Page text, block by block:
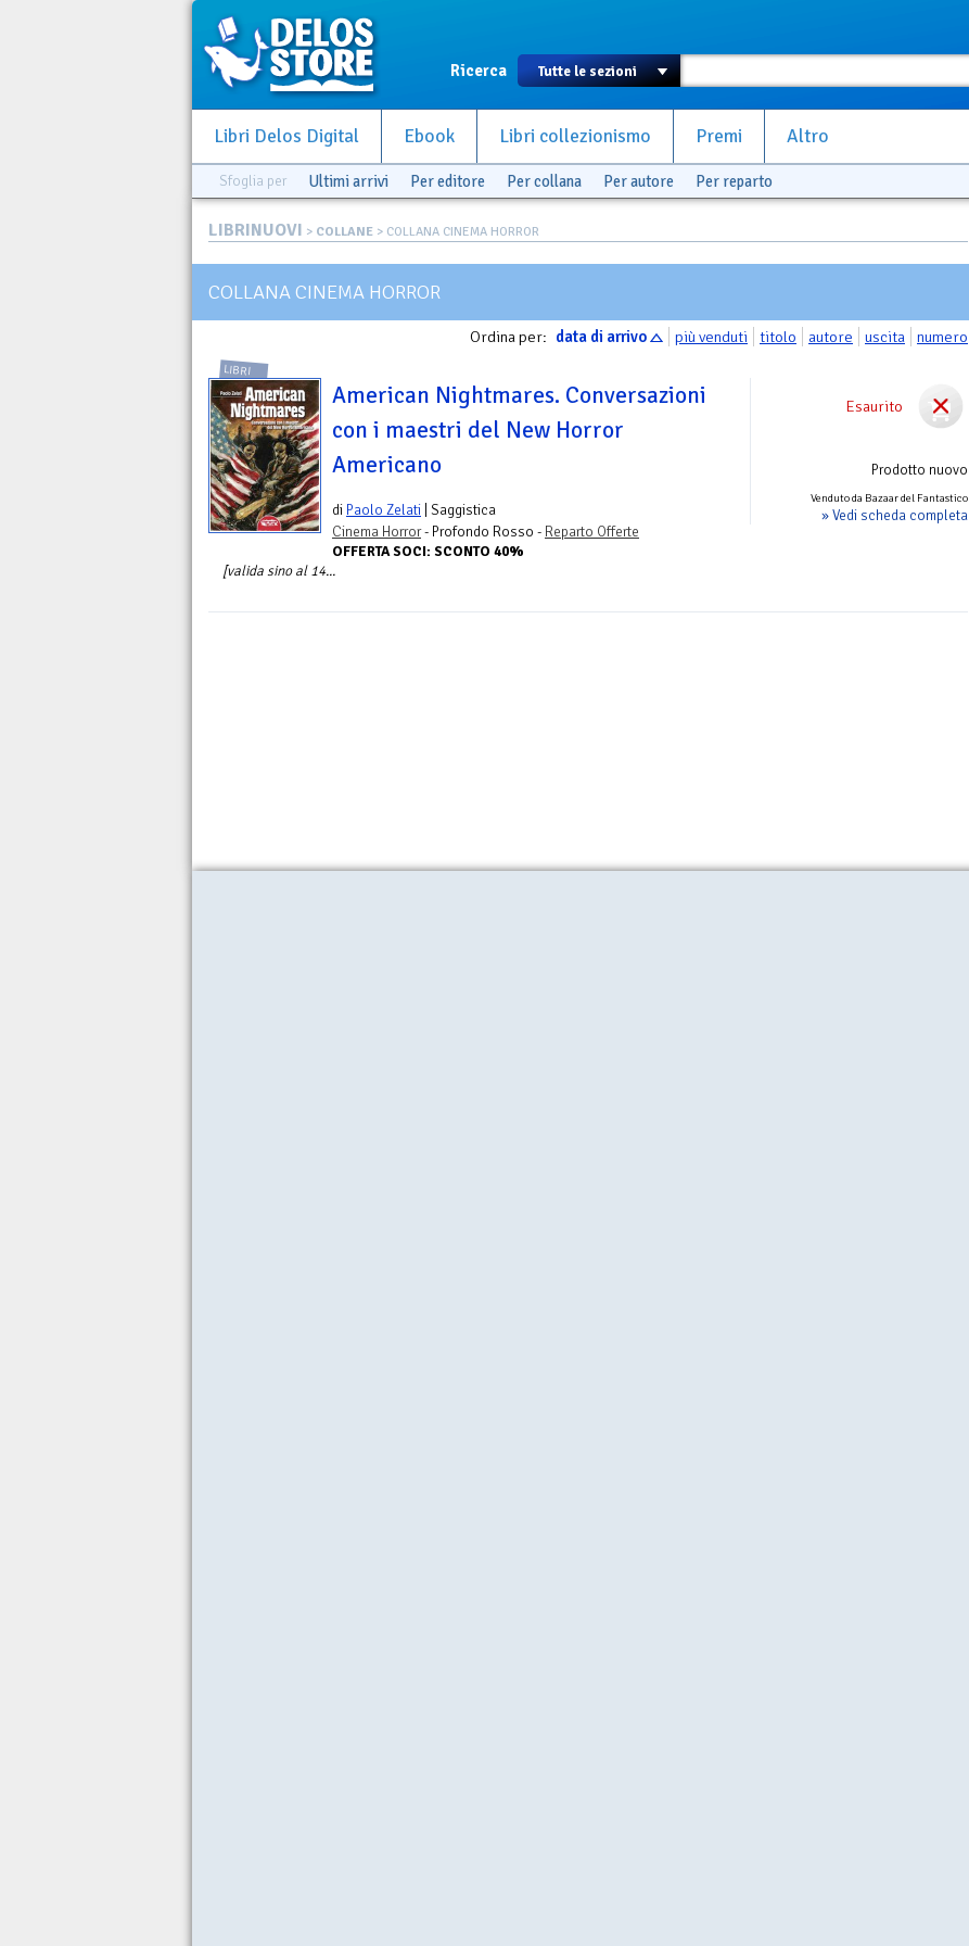
Ricerca
Libri Delos Digital Ebook Libri collezionismo Premi Altro
Sfoglia per Ultimi arrivi Per editore Per collana Per autore Per reparto
LIBRINUOVI > COLLANE > COLLANA CINEMA HORROR
COLLANA CINEMA HORROR
Ordina per: data di arrivo più venduti titolo autore uscita numero
Esaurito
Prodotto nuovo
Venduto da Bazaar del Fantastico
» Vedi scheda completa
LIBRI
American Nightmares. Conversazioni
con i maestri del New Horror
Americano
di Paolo Zelati | Saggistica
Cinema Horror- Profondo Rosso - Reparto Offerte
OFFERTA SOCI: SCONTO 40%
[valida sino al 14...